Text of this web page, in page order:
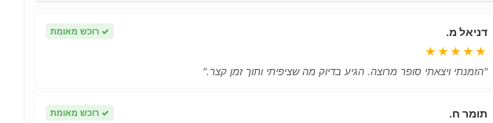
דניאל מ. ✓ רוכש מאומת
★★★★★
"הזמנתי ויצאתי סופר מרוצה. הגיע בדיוק מה שציפיתי ותוך זמן קצר."
תומר ח. ✓ רוכש מאומת